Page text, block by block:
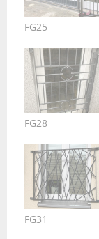
FG25
FG28
FG31